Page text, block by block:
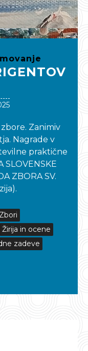
Zanimiv
Nagrade v
praktične
SLOVENSKE
ZBORA SV.
Zbori
Žirija in ocene
zadeve